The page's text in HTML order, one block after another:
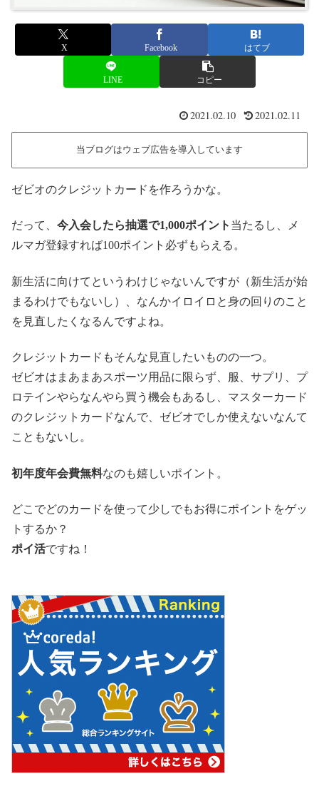
X Facebook はてブ
LINE コピー
2021.02.10 2021.02.11
当ブログはウェブ広告を導入しています
ゼビオのクレジットカードを作ろうかな。
だって、 今入会したら抽選で1,000ポイント 当たるし、メ
ルマガ登録すれば100ポイント必ずもらえる。
新生活に向けてというわけじゃないんですが（新生活が始
まるわけでもないし）、なんかイロイロと身の回りのこと
を見直したくなるんですよね。
クレジットカードもそんな見直したいものの一つ。
ゼビオはまあまあスポーツ用品に限らず、服、サプリ、プ
ロテインやらなんやら買う機会もあるし、マスターカード
のクレジットカードなんで、ゼビオでしか使えないなんて
こともないし。
初年度年会費無料なのも嬉しいポイント。
どこでどのカードを使って少しでもお得にポイントをゲッ
トするか？
ポイ活ですね！